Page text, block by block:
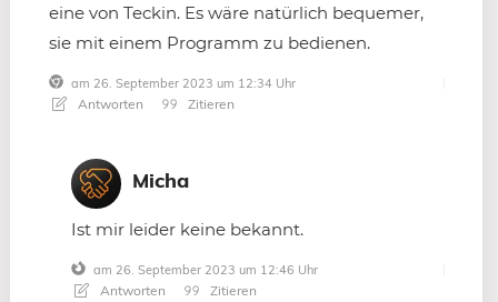
eine von Teckin. Es wäre natürlich bequemer,
sie mit einem Programm zu bedienen.
am 26. September 2023 um 12:34 Uhr
Antworten Zitieren
Micha
Ist mir leider keine bekannt.
am 26. September 2023 um 12:46 Uhr
Antworten Zitieren